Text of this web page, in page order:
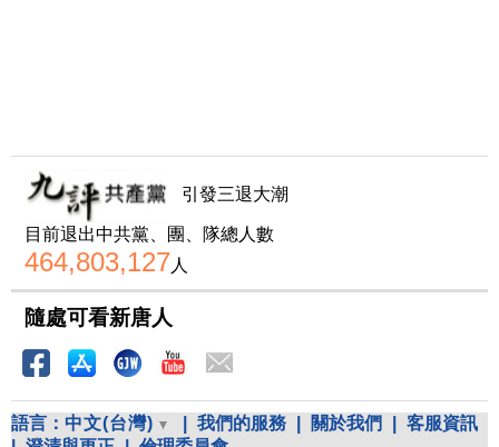
引發三退大潮
目前退出中共黨、團、隊總人數
464,803,127人
隨處可看新唐人
語言： 中文(台灣) 我們的服務 關於我們
客服資訊